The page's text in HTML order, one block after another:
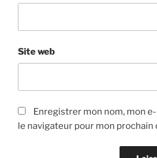
Site web
Enregistrer mon nom, mon
le navigateur pour mon